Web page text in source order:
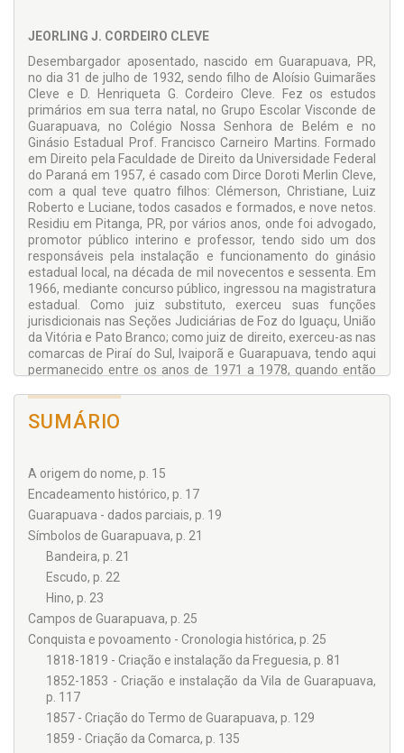
Guarapuava com uma população próxima a duzentos mil
habitantes, cidade pólo da região Centro-Sul, vai se tornando
importante centro universitário e agroindustrial do Estado.
JEORLING J. CORDEIRO CLEVE
Desembargador aposentado, nascido em Guarapuava, PR,
no dia 31 de julho de 1932, sendo filho de Aloísio Guimarães
Cleve e D. Henriqueta G. Cordeiro Cleve. Fez os estudos
primários em sua terra natal, no Grupo Escolar Visconde de
Guarapuava, no Colégio Nossa Senhora de Belém e no
Ginásio Estadual Prof. Francisco Carneiro Martins. Formado
em Direito pela Faculdade de Direito da Universidade Federal
do Paraná em 1957, é casado com Dirce Doroti Merlin Cleve,
com a qual teve quatro filhos: Clémerson, Christiane, Luiz
Roberto e Luciane, todos casados e formados, e nove netos.
Residiu em Pitanga, PR, por vários anos, onde foi advogado,
promotor público interino e professor, tendo sido um dos
responsáveis pela instalação e funcionamento do ginásio
estadual local, na década de mil novecentos e sessenta. Em
1966, mediante concurso público, ingressou na magistratura
estadual. Como juiz substituto, exerceu suas funções
jurisdicionais nas Seções Judiciárias de Foz do Iguaçu, União
da Vitória e Pato Branco; como juiz de direito, exerceu-as nas
comarcas de Piraí do Sul, Ivaiporã e Guarapuava, tendo aqui
permanecido entre os anos de 1971 a 1978, quando então
das 3ª e 11ª Varas Cíveis. Foi em seguida promovido para o
Tribunal de Alçada, e mais tarde, para o Tribunal de Justiça.
atingido o limite constitucional de idade, no ano de 2002.
Desde então, vem se dedicando à leitura de literatura,
caminhadas, jardinagem e pesquisas históricas, tendo
escrito os livros “Cel. Luiz Daniel Cleve
biografia de seu bisavô paterno, imigrante dinamarquês,
lançado pela Editora Juruá, e “
Cronologia Histórica
comissão que, em 2003, elaborou e fez publicar o livro “
Poder Judiciário e a Emancipação Política do Paraná: Memória
Histórica ”, alusivo ao sesquicentenário do Paraná. Ainda
quando em atividade judicante, foi professor de Direito
Processual Civil na Escola Superior de Magistratura do
Paraná, durante os primeiros anos de existência desta
magna instituição. Possui os títulos de cidadão honorário e
benemérito de Pitanga, de cidadão benemérito de
Guarapuava, e voto de louvor concedido pela Câmara
Municipal de Curitiba. Homenageado como nome do Núcleo
de Práticas Jurídicas do Curso de Direito das Faculdades
SUMÁRIO
A origem do nome, p. 15
Encadeamento histórico, p. 17
Guarapuava - dados parciais, p. 19
Símbolos de Guarapuava, p. 21
Bandeira, p. 21
Escudo, p. 22
Hino, p. 23
Campos de Guarapuava, p. 25
Conquista e povoamento - Cronologia histórica, p. 25
1818-1819 - Criação e instalação da Freguesia, p. 81
1852-1853 - Criação e instalação da Vila de Guarapuava,
p. 117
1857 - Criação do Termo de Guarapuava, p. 129
1859 - Criação da Comarca, p. 135